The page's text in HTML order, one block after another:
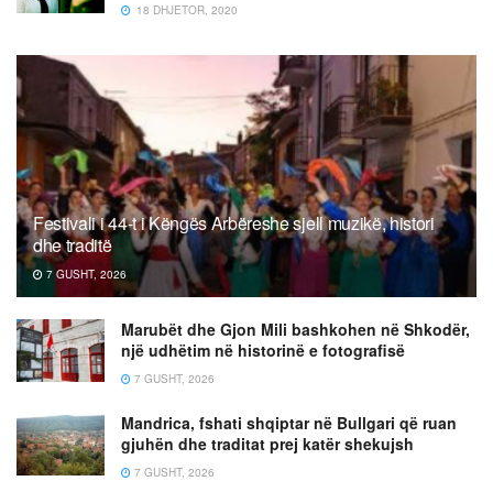
18 DHJETOR, 2020
Festivali i 44-t i Këngës Arbëreshe sjell muzikë, histori
dhe traditë
7 GUSHT, 2026
Marubët dhe Gjon Mili bashkohen në Shkodër,
një udhëtim në historinë e fotografisë
7 GUSHT, 2026
Mandrica, fshati shqiptar në Bullgari që ruan
gjuhën dhe traditat prej katër shekujsh
7 GUSHT, 2026